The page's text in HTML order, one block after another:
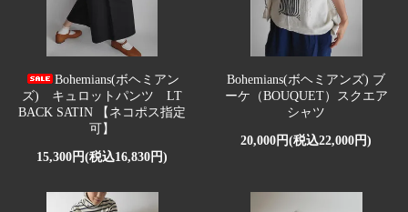
Bohemians(ボヘミアン
ズ) キュロットパンツ LT
BACK SATIN 【ネコポス指定
可】
15,300円(税込16,830円)
Bohemians(ボヘミアンズ) ブ
ーケ（BOUQUET）スクエア
シャツ
20,000円(税込22,000円)